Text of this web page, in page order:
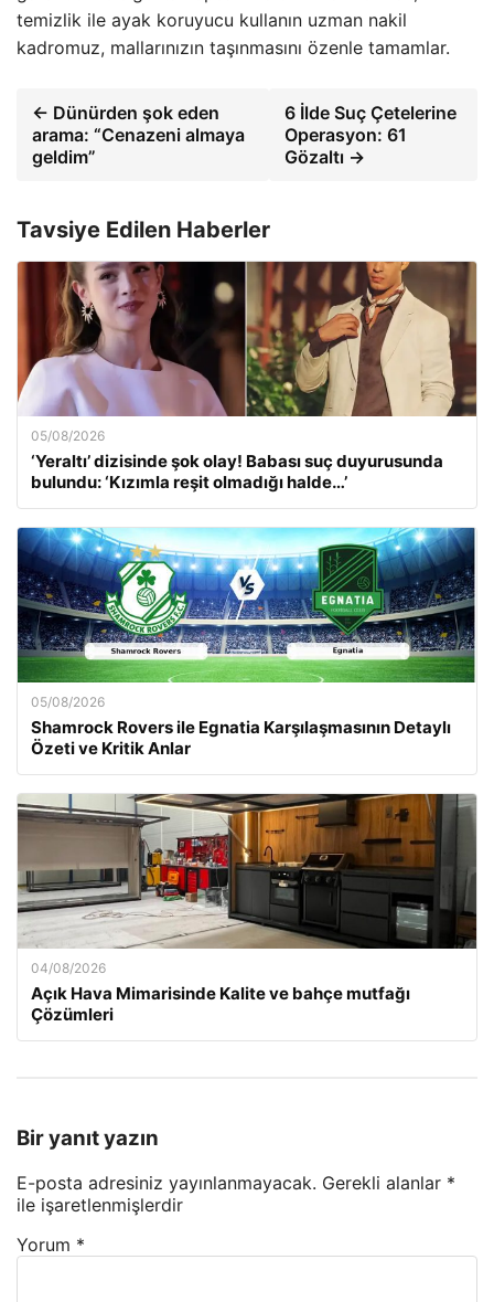
temizlik ile ayak koruyucu kullanın uzman nakil
kadromuz, mallarınızın taşınmasını özenle tamamlar.
← Dünürden şok eden
arama: “Cenazeni almaya
geldim”
6 İlde Suç Çetelerine
Operasyon: 61
Gözaltı →
Tavsiye Edilen Haberler
05/08/2026
‘Yeraltı’ dizisinde şok olay! Babası suç duyurusunda
bulundu: ‘Kızımla reşit olmadığı halde…’
05/08/2026
Shamrock Rovers ile Egnatia Karşılaşmasının Detaylı
Özeti ve Kritik Anlar
04/08/2026
Açık Hava Mimarisinde Kalite ve bahçe mutfağı
Çözümleri
Bir yanıt yazın
E-posta adresiniz yayınlanmayacak. Gerekli alanlar *
ile işaretlenmişlerdir
Yorum *